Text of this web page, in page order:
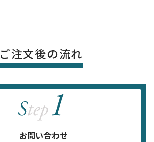
ご注文後の流れ
お問い合わせ